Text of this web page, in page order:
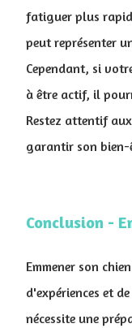
fatiguer plus
peut représenter
Cependant, si
à être actif, il
Restez attentif
garantir son
Conclusion -
Emmener son
d'expériences et
nécessite une